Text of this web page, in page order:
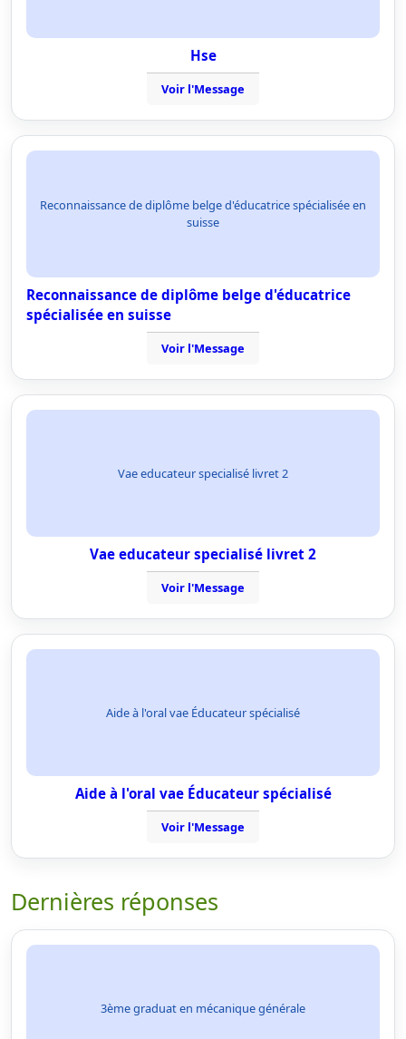
Hse
Voir l'Message
Reconnaissance de diplôme belge d'éducatrice spécialisée en
suisse
Reconnaissance de diplôme belge d'éducatrice
spécialisée en suisse
Voir l'Message
Vae educateur specialisé livret 2
Vae educateur specialisé livret 2
Voir l'Message
Aide à l'oral vae Éducateur spécialisé
Aide à l'oral vae Éducateur spécialisé
Voir l'Message
Dernières réponses
3ème graduat en mécanique générale